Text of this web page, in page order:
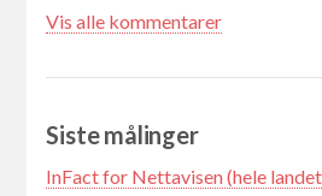
Vis alle kommentarer
Siste målinger
InFact for Nettavisen (hele